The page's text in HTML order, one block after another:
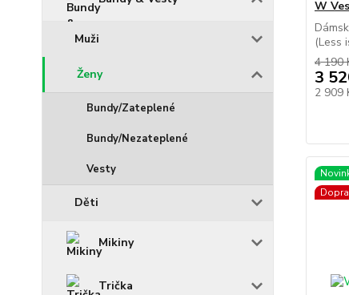
Muži
Ženy
Bundy/Zateplené
Bundy/Nezateplené
Vesty
Děti
Mikiny
Trička
W
(Less
4 190
3
2 909